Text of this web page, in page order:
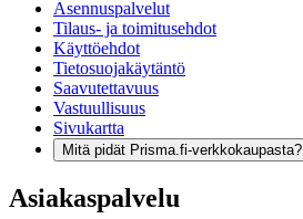
Asennuspalvelut
Tilaus- ja toimitusehdot
Käyttöehdot
Tietosuojakäytäntö
Saavutettavuus
Vastuullisuus
Sivukartta
Mitä pidät Prisma.fi-verkkokaupasta?
Asiakaspalvelu